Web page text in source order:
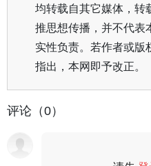
均转载自其它媒体，转
推思想传播，并不代表
实性负责。若作者或版
指出，本网即予改正。
评论（0）